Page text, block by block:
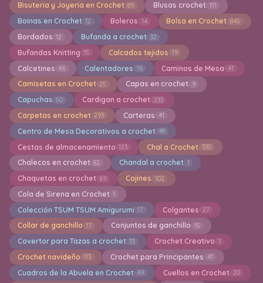
Bisuteria y Joyeria en Crochet 89 Blusas crochet 111
Boinas en Crochet 12 Boleros 14 Bolsa en Crochet 845
Bordados 12 Bufanda a crochet 32
Bufandas Knitting 15 Calcados tejidos 19
Calcetines 46 Calentadores 16 Caminos de Mesa 41
Camisetas en Crochet 25 Capas en crochet 9
Capuchas 50 Cardigan a crochet 233
Carpetas en crochet 293 Carteras 41
Centro de Mesa Decorativos a crochet 48
Cestas de almacenamiento 123 Chal a Crochet 330
Chalecos en crochet 82 Chandal a crochet 1
Chaquetas en crochet 69 Cojines 102
Cola de Sirena en Crochet 1
Colección TSUM TSUM Amigurumi 17 Colgantes 27
Collar de ganchillo 17 Conjuntos de ganchillo 15
Covertor para Tazas a crochet 33 Crochet Creativo 1
Crochet navideño 113 Crochet para Principantes 41
Cuadros de la Abuela en Crochet 49 Cuellos en Crochet 20